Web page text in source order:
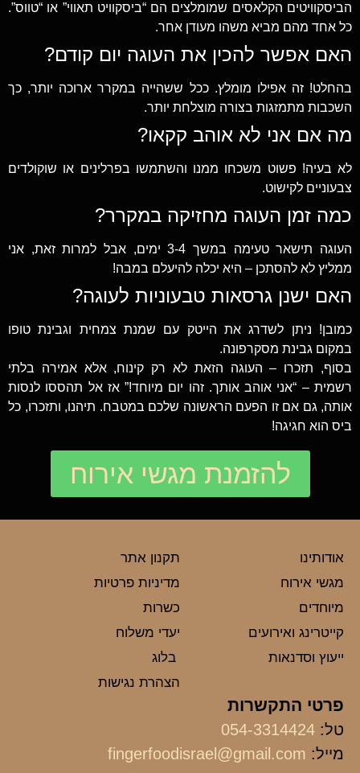
הביסקוויטים הקלאסים שמומלצים הם “ביסקוויט תאווי” או “טווס”.
כל אחד מהם מביא משהו מעודן אחר.
האם אפשר להכין את העוגה יום קודם?
בהחלט! זה אפילו מומלץ. ככל ששהייה במקרר ארוכה יותר, כך
השכבות מתמזגות בצורה מוצלחת יותר.
מה אם אני לא אוהב קקאו?
לא בעיה! פשוט משכחו ממנו והשתמשו בפרלינים או שוקולדים
צבעוניים לקישוט.
כמה זמן העוגה מחזיקה במקרר?
העוגה תישאר טעימה במשך 3-4 ימים, אבל למרות זאת, אני
ממליץ לא להסתכן – היא יכלה להיעלם במבה!
האם ישנן גרסאות טבעוניות לעוגה?
כמובן! ניתן לשדרג את הייטק עם שמנת צמחית וגבינת טופו
במקום גבינת מסקרפונה.
בסוף, תזכרו – העוגה הזאת לא רק קינוח, אלא אמירה בלתי
רשמית – “אני אוהב אותך. זהו יום מיוחד!” אז אל תהססו לנסות
אותה, גם אם זו הפעם הראשונה שלכם במטבח. תיהנו, ותזכרו, כל
ביס הוא חגיגה!
להזמנת מגשי אירוח
אודותינו
מגשי אירוח
מיוחדים
קייטרינג ואירועים
ייעוץ וסדנאות
תקנון אתר
מדיניות פרטיות
כשרות
יעדי משלוח
בלוג
הצהרת נגישות
פרטי התקשרות
טל: 054-3314424
מייל: fingerfoodisrael@gmail.com